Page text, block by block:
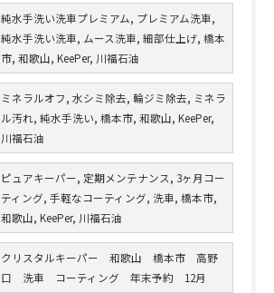
純水手洗い洗車プレミアム, プレミアム洗車,
純水手洗い洗車, ムース洗車, 細部仕上げ, 橋本
市, 和歌山, KeePer, 川福石油
ミネラルオフ, 水シミ除去, 輪ジミ除去, ミネラ
ル汚れ, 純水手洗い, 橋本市, 和歌山, KeePer,
川福石油
ピュアキーパー, 定期メンテナンス, 3ヶ月コー
ティング, 手軽なコーティング, 洗車, 橋本市,
和歌山, KeePer, 川福石油
クリスタルキーパー 和歌山 橋本市 高野
口 洗車 コーティング 年末予約 12月